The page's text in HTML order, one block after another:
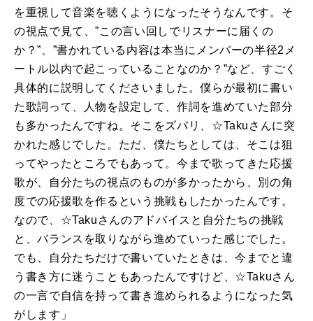
を重視して音楽を聴くようになったそうなんです。そ
の視点で見て、”この言い回しでリスナーに届くの
か？”、”書かれている内容は本当にメンバーの半径2メ
ートル以内で起こっていることなのか？”など、すごく
具体的に説明してくださいました。僕らが最初に書い
た歌詞って、人物を設定して、作詞を進めていた部分
も多かったんですね。そこをズバリ、☆Takuさんに突
かれた感じでした。ただ、僕たちとしては、そこは狙
ってやったところでもあって。今まで歌ってきた応援
歌が、自分たちの視点のものが多かったから、別の角
度での応援歌を作るという挑戦もしたかったんです。
なので、☆Takuさんのアドバイスと自分たちの挑戦
と、バランスを取りながら進めていった感じでした。
でも、自分たちだけで書いていたときは、今までと違
う書き方に迷うこともあったんですけど、☆Takuさん
の一言で自信を持って書き進められるようになった気
がします」